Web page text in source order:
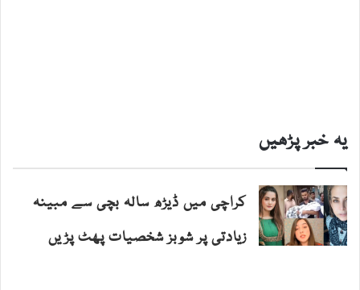
یہ خبر پڑھیں
کراچی میں ڈیڑھ سالہ بچی سے مبینہ
زیادتی پر شوبز شخصیات پھٹ پڑیں